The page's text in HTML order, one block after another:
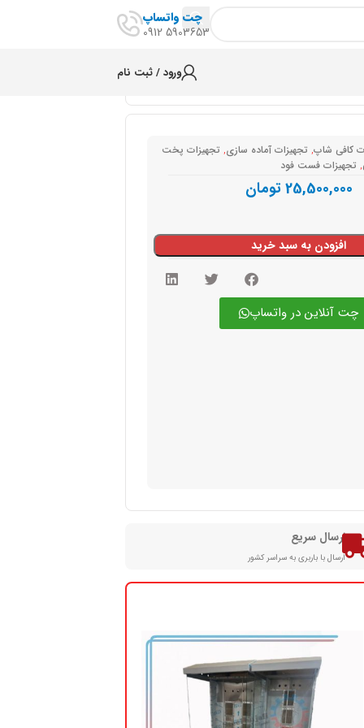
چت واتساپ
5903653 0912
ورود / ثبت نام
کافی شاپ, تجهیزات آماده سازی, تجهیزات پخت
, تجهیزات فست فود
25,500,000تومان
افزودن به سبد خرید
چت آنلاین در واتساپ
ارسال سریع
ارسال با باربری به سراسر کشور